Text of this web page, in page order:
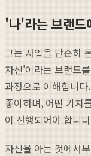
'나'라는 브랜드
그는 사업을 단순히
자신'이라는 브랜드
과정으로 이해합니
좋아하며, 어떤 가치
이 선행되어야 합니
자신을 아는 것에서